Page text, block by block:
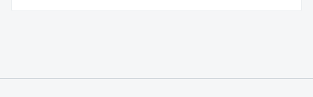
över lång tid för att återställa balansen.